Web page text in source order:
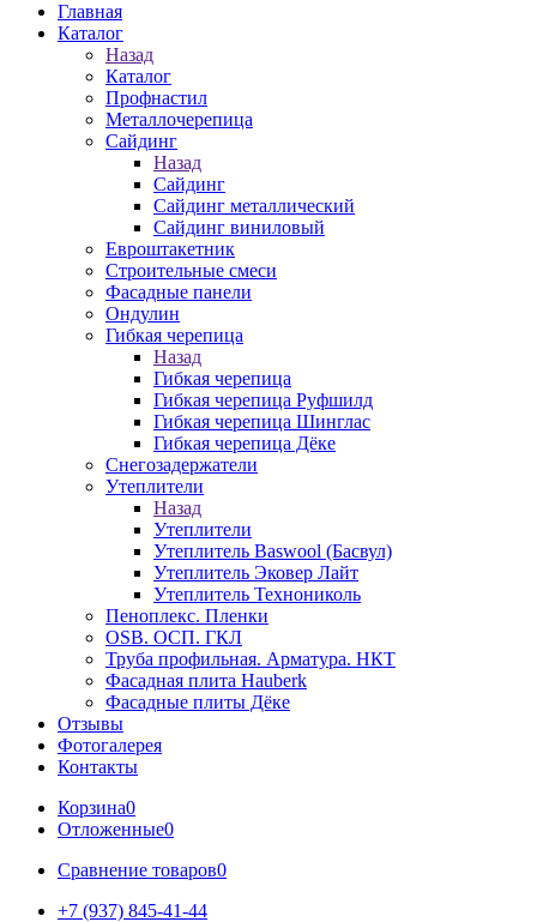
Главная
Каталог
Назад
Каталог
Профнастил
Металлочерепица
Сайдинг
Назад
Сайдинг
Сайдинг металлический
Сайдинг виниловый
Евроштакетник
Строительные смеси
Фасадные панели
Ондулин
Гибкая черепица
Назад
Гибкая черепица
Гибкая черепица Руфшилд
Гибкая черепица Шинглас
Гибкая черепица Дёке
Снегозадержатели
Утеплители
Назад
Утеплители
Утеплитель Baswool (Басвул)
Утеплитель Эковер Лайт
Утеплитель Технониколь
Пеноплекс. Пленки
OSB. ОСП. ГКЛ
Труба профильная. Арматура. НКТ
Фасадная плита Hauberk
Фасадные плиты Дёке
Отзывы
Фотогалерея
Контакты
Корзина0
Отложенные0
Сравнение товаров0
+7 (937) 845-41-44